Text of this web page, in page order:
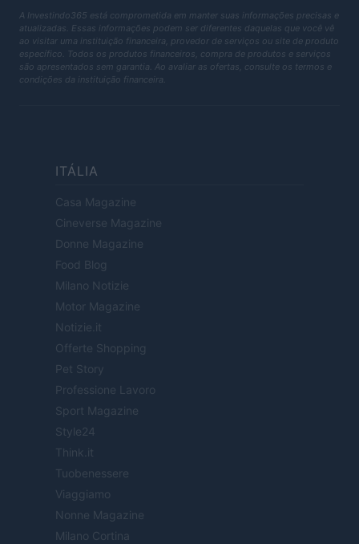
A Investindo365 está comprometida em manter suas informações precisas e
atualizadas. Essas informações podem ser diferentes daquelas que você vê
ao visitar uma instituição financeira, provedor de serviços ou site de produto
específico. Todos os produtos financeiros, compra de produtos e serviços
são apresentados sem garantia. Ao avaliar as ofertas, consulte os termos e
condições da instituição financeira.
ITÁLIA
Casa Magazine
Cineverse Magazine
Donne Magazine
Food Blog
Milano Notizie
Motor Magazine
Notizie.it
Offerte Shopping
Pet Story
Professione Lavoro
Sport Magazine
Style24
Think.it
Tuobenessere
Viaggiamo
Nonne Magazine
Milano Cortina